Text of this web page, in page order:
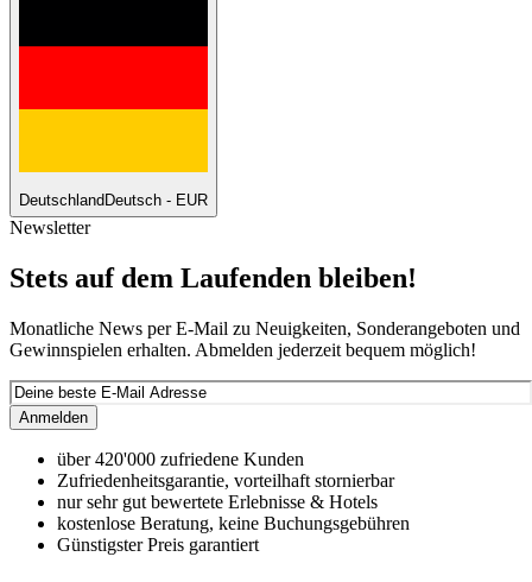
Deutschland Deutsch - EUR
Newsletter
Stets auf dem Laufenden bleiben!
Monatliche News per E-Mail zu Neuigkeiten, Sonderangeboten und
Gewinnspielen erhalten. Abmelden jederzeit bequem möglich!
Anmelden
über 420'000 zufriedene Kunden
Zufriedenheitsgarantie, vorteilhaft stornierbar
nur sehr gut bewertete Erlebnisse & Hotels
kostenlose Beratung, keine Buchungsgebühren
Günstigster Preis garantiert